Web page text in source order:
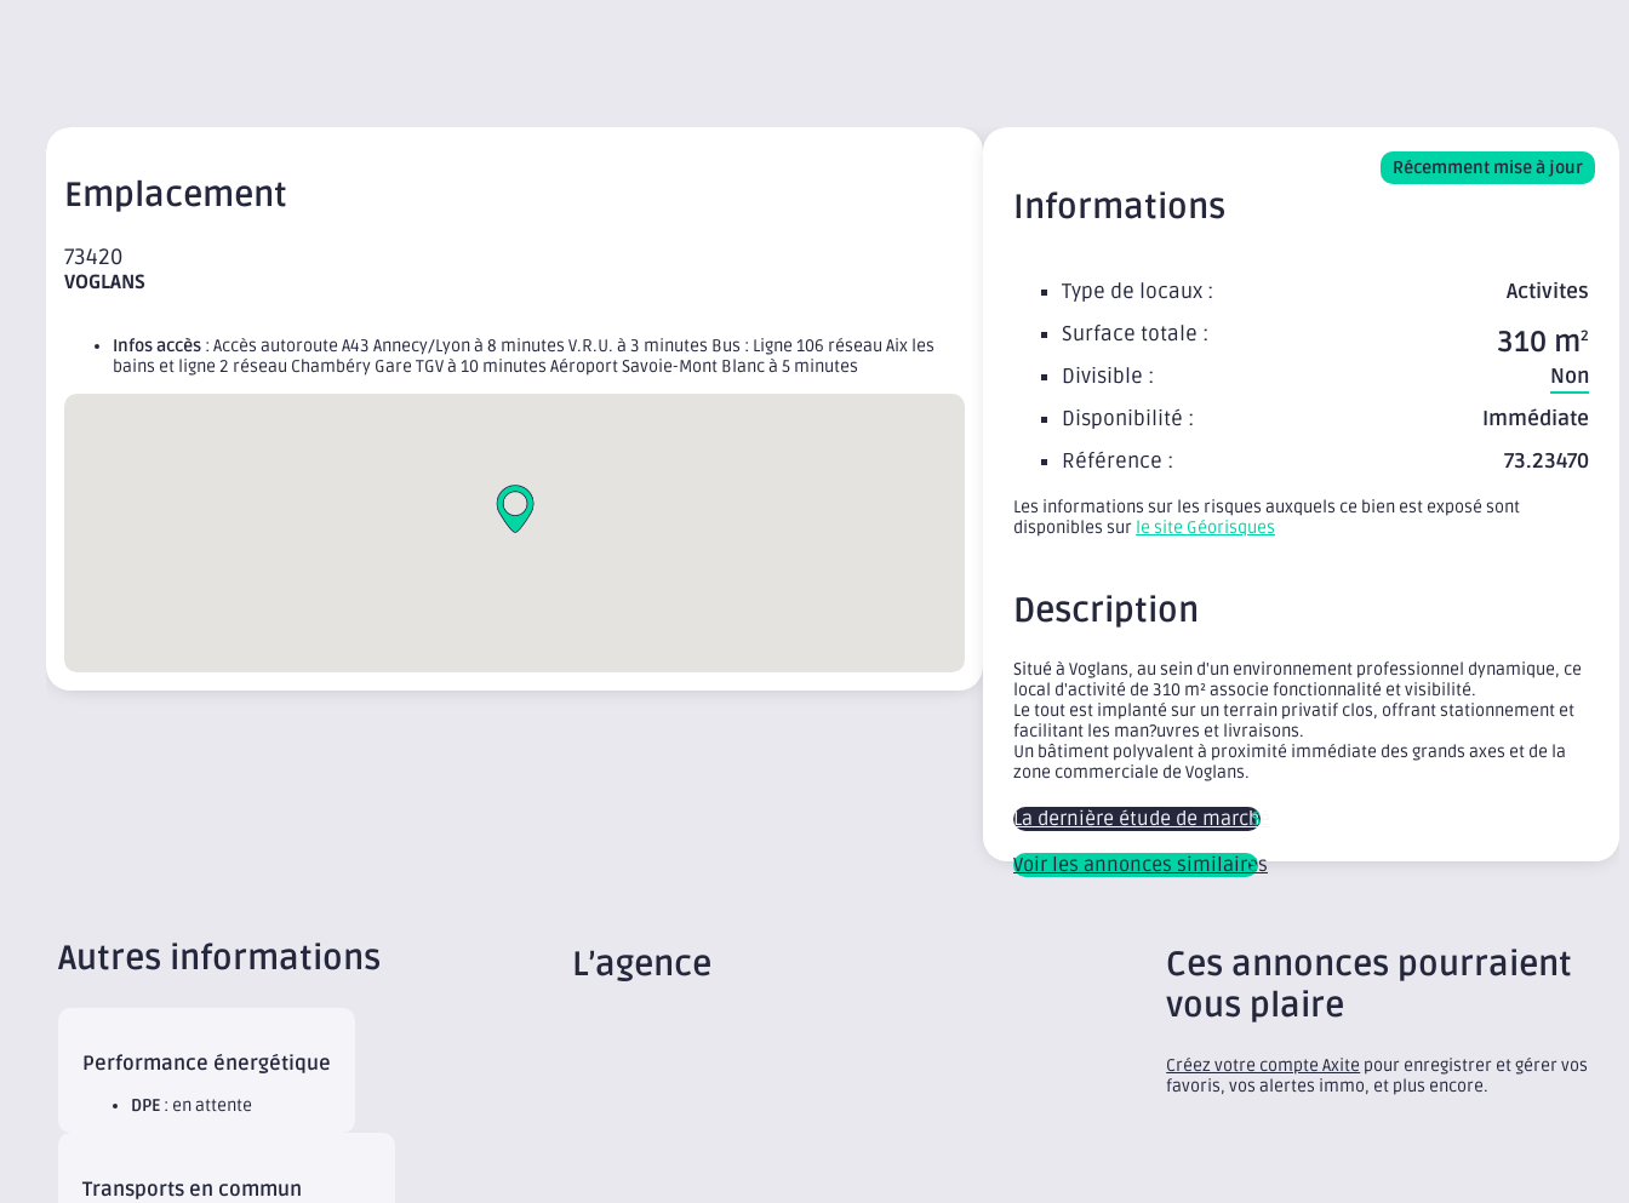
Récemment mise à jour
Emplacement
73420
VOGLANS
Infos accès : Accès autoroute A43 Annecy/Lyon à 8 minutes V.R.U. à 3 minutes Bus : Ligne 106 réseau Aix les
bains et ligne 2 réseau Chambéry Gare TGV à 10 minutes Aéroport Savoie-Mont Blanc à 5 minutes
Informations
Type de locaux :
Activites
Surface totale :
310 m2
Divisible :
Non
Disponibilité :
Immédiate
Référence :
73.23470
Les informations sur les risques auxquels ce bien est exposé sont
disponibles sur le site Géorisques
Description
Situé à Voglans, au sein d'un environnement professionnel dynamique, ce
local d'activité de 310 m² associe fonctionnalité et visibilité.
Le tout est implanté sur un terrain privatif clos, offrant stationnement et
facilitant les man?uvres et livraisons.
Un bâtiment polyvalent à proximité immédiate des grands axes et de la
zone commerciale de Voglans.
La dernière étude de marché
Voir les annonces similaires
Autres informations
Performance énergétique
DPE : en attente
Transports en commun
L’agence
Ces annonces pourraient
vous plaire
Créez votre compte Axite pour enregistrer et gérer vos
favoris, vos alertes immo, et plus encore.